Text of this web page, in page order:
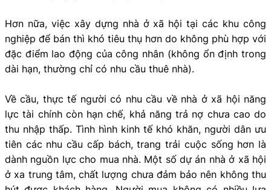
Hơn nữa, việc xây dựng nhà ở xã hội tại các khu công
nghiệp để bán thì khó tiêu thụ hơn do không phù hợp với
đặc điểm lao động của công nhân (không ổn định trong
dài hạn, thường chỉ có nhu cầu thuê nhà).
Về cầu, thực tế người có nhu cầu về nhà ở xã hội năng
lực tài chính còn hạn chế, khả năng trả nợ chưa cao do
thu nhập thấp. Tình hình kinh tế khó khăn, người dân ưu
tiên các nhu cầu cấp bách, trang trải cuộc sống hơn là
dành nguồn lực cho mua nhà. Một số dự án nhà ở xã hội
ở xa trung tâm, chất lượng chưa đảm bảo nên không thu